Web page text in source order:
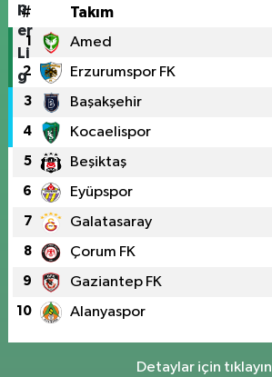
# Takım
1 Amed
2 Erzurumspor FK
3 Başakşehir
4 Kocaelispor
5 Beşiktaş
6 Eyüpspor
7 Galatasaray
8 Çorum FK
9 Gaziantep FK
10 Alanyaspor
Detaylar için tıklayın